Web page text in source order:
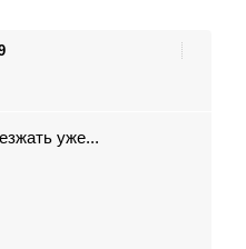
уже...